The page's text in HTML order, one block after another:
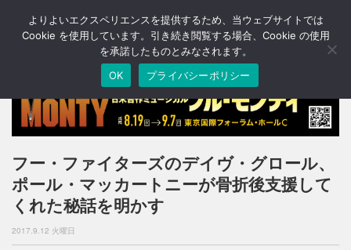
T
o
n
a
v
g
a
n
フー・ファイターズのデイヴ・グロール、
ポール・マッカートニーが骨折後支援して
くれた秘話を明かす
2017.9.12 火曜日
よりよいエクスペリエンスを提供するため、当ウェブサイトでは
Cookie を使用しています。引き続き閲覧する場合、Cookie の使用
を承諾したものとみなされます。
OK
プライバシーポリシー